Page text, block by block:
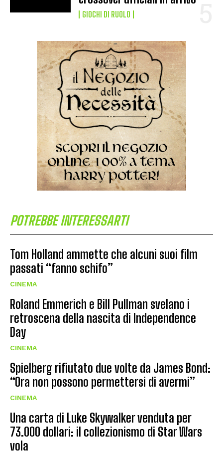
GIOCHI DI RUOLO
POTREBBE INTERESSARTI
Tom Holland ammette che alcuni suoi film
passati “fanno schifo”
CINEMA
Roland Emmerich e Bill Pullman svelano i
retroscena della nascita di Independence
Day
CINEMA
Spielberg rifiutato due volte da James Bond:
“Ora non possono permettersi di avermi”
CINEMA
Una carta di Luke Skywalker venduta per
73.000 dollari: il collezionismo di Star Wars
vola